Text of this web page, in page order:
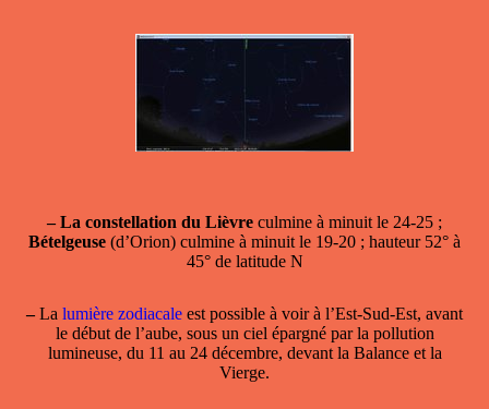
– La constellation du Lièvre culmine à minuit le 24-25 ;
Bételgeuse (d’Orion) culmine à minuit le 19-20 ; hauteur 52° à
45° de latitude N
–La lumière zodiacale est possible à voir à l’Est-Sud-Est, avant
le début de l’aube, sous un ciel épargné par la pollution
lumineuse, du 11 au 24 décembre, devant la Balance et la
Vierge.